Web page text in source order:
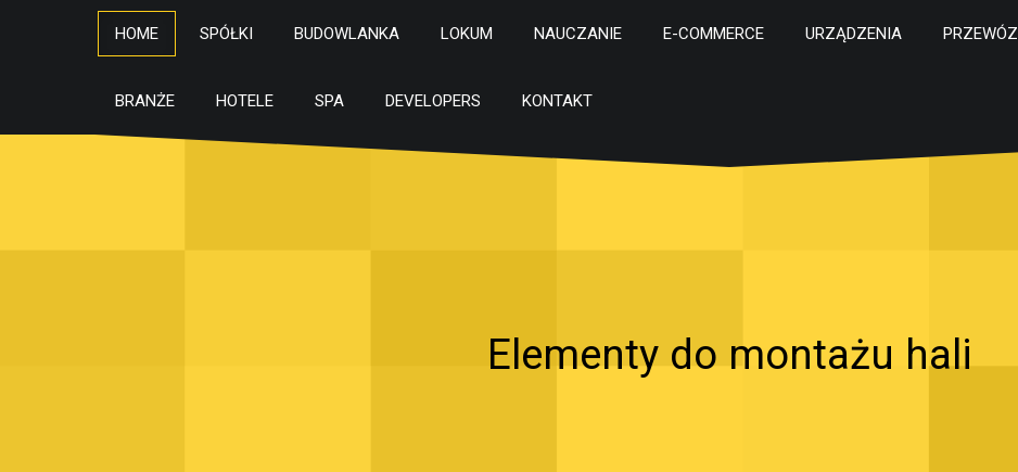
HOME SPÓŁKI BUDOWLANKA LOKUM NAUCZANIE E-COMMERCE URZĄDZENIA PRZEWÓZ
BRANŻE HOTELE SPA DEVELOPERS KONTAKT
Elementy do montażu hali